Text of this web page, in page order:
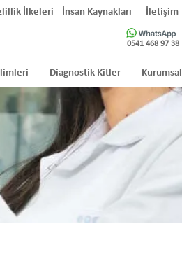
Diagnostik Kitler Kurumsal
İlkeleri İnsan Kaynakları İletişim
0541 468 97 38